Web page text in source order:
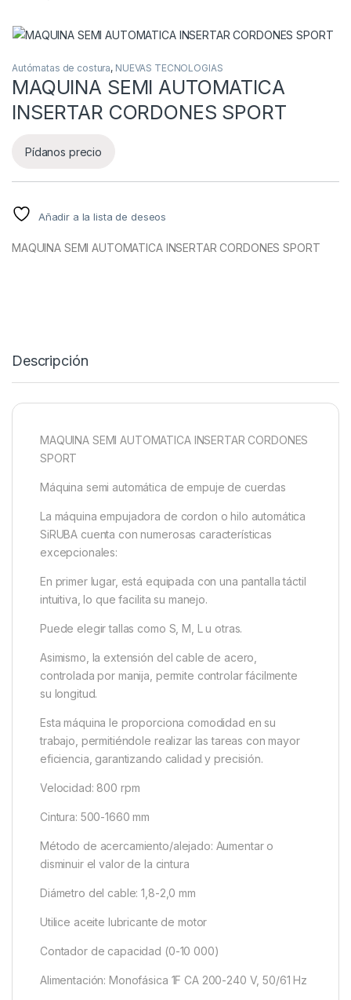
Autómatas de costura, NUEVAS TECNOLOGIAS
MAQUINA SEMI AUTOMATICA
INSERTAR CORDONES SPORT
Pídanos precio
Añadir a la lista de deseos
MAQUINA SEMI AUTOMATICA INSERTAR CORDONES SPORT
Descripción
MAQUINA SEMI AUTOMATICA INSERTAR CORDONES
SPORT
Máquina semi automática de empuje de cuerdas
La máquina empujadora de cordon o hilo automática
SiRUBA cuenta con numerosas características
excepcionales:
En primer lugar, está equipada con una pantalla táctil
intuitiva, lo que facilita su manejo.
Puede elegir tallas como S, M, L u otras.
Asimismo, la extensión del cable de acero,
controlada por manija, permite controlar fácilmente
su longitud.
Esta máquina le proporciona comodidad en su
trabajo, permitiéndole realizar las tareas con mayor
eficiencia, garantizando calidad y precisión.
Velocidad: 800 rpm
Cintura: 500-1660 mm
Método de acercamiento/alejado: Aumentar o
disminuir el valor de la cintura
Diámetro del cable: 1,8-2,0 mm
Utilice aceite lubricante de motor
Contador de capacidad (0-10 000)
Alimentación: Monofásica 1F CA 200-240 V, 50/61 Hz